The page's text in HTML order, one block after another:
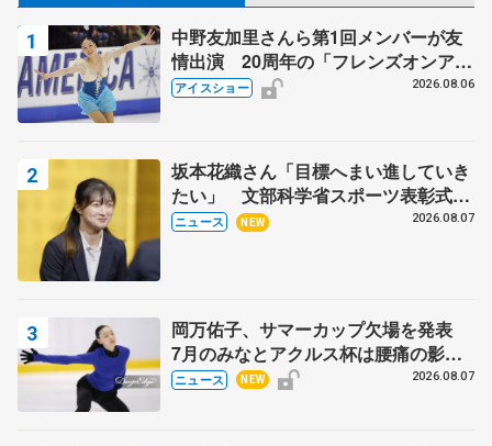
中野友加里さんら第1回メンバーが友
情出演 20周年の「フレンズオンアイ
ス」 宮本賢二さん、有川梨絵さん、
アイスショー 2026.08.06
坂本花織さん「目標へまい進していき
たい」 文部科学省スポーツ表彰式で
代表謝辞
ニュース NEW 2026.08.07
岡万佑子、サマーカップ欠場を発表
7月のみなとアクルス杯は腰痛の影響
で
ニュース NEW 2026.08.07